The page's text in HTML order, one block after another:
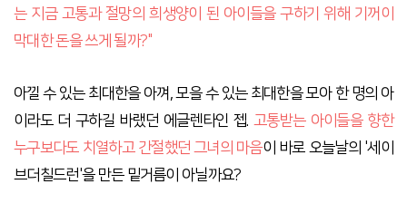
는 지금 고통과 절망의 희생양이 된 아이들을 구하기 위해 기꺼이
막대한 돈을 쓰게 될까?"
아낄 수 있는 최대한을 아껴, 모을 수 있는 최대한을 모아 한 명의 아
이라도 더 구하길 바랬던 에글렌타인 젭. 고통받는 아이들을 향한
누구보다도 치열하고 간절했던 그녀의 마음이 바로 오늘날의 '세이
브더칠드런'을 만든 밑거름이 아닐까요?